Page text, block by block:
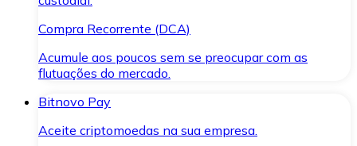
Compra Recorrente (DCA)
Acumule aos poucos sem se preocupar com as
flutuações do mercado.
Bitnovo Pay
Aceite criptomoedas na sua empresa.